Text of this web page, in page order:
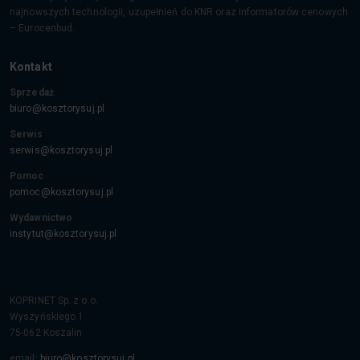
najnowszych technologii, uzupełnień do KNR oraz informatorów cenowych
– Eurocenbud.
Kontakt
Sprzedaż
biuro@kosztorysuj.pl
Serwis
serwis@kosztorysuj.pl
Pomoc
pomoc@kosztorysuj.pl
Wydawnictwo
instytut@kosztorysuj.pl
KOPRINET Sp. z o.o.
Wyszyńskiego 1
75-062 Koszalin